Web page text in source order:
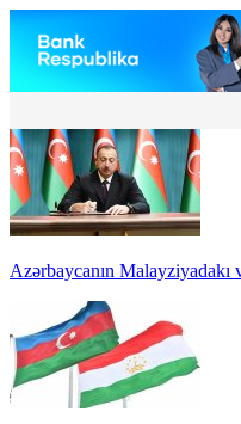
Azərbaycanın Malayziyadakı